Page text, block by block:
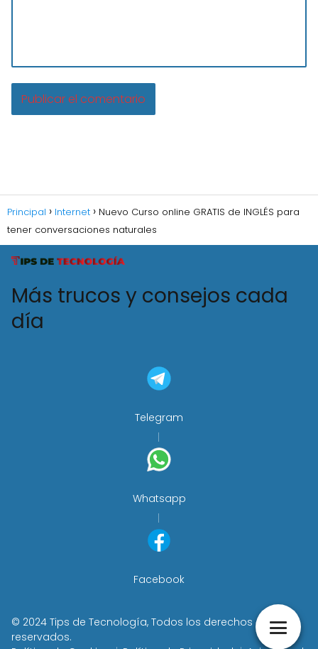
Principal Internet
Nuevo Curso online GRATIS de INGLÉS para
tener conversaciones naturales
Más trucos y consejos cada
día
Telegram
Whatsapp
Facebook
© 2024 Tips de Tecnología, Todos los derechos
reservados.